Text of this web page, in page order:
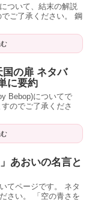
ついて、結末の解説
ご了承ください。 鋼
国の扉 ネタバ
に要約
Bebop)についてで
のでご了承くださ
あおいの名言と
てページです。 ネタ
さい。 「空の青さを